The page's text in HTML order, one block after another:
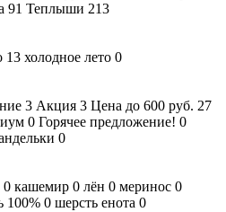
91 Теплыши 213
13 холодное лето 0
3 Акция 3 Цена до 600 руб. 27
0 Горячее предложение! 0
0
0 кашемир 0 лён 0 меринос 0
100% 0 шерсть енота 0